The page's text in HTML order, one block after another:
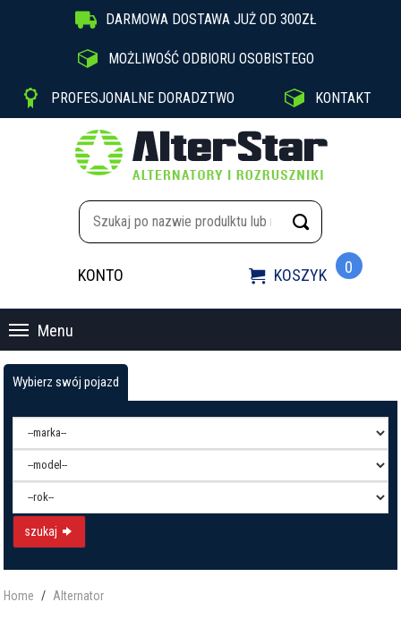
 DARMOWA DOSTAWA JUŻ OD 300ZŁ
 MOŻLIWOŚĆ ODBIORU OSOBISTEGO
 PROFESJONALNE DORADZTWO  KONTAKT
KONTO  KOSZYK 0
Menu
Wybierz swój pojazd
szukaj
Home Alternator